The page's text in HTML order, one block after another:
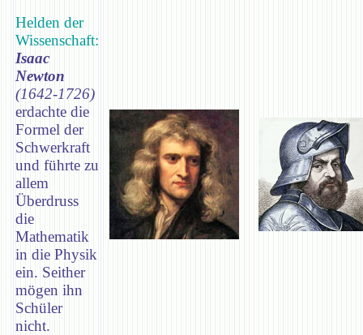
Helden der
Wissenschaft:
Isaac
Newton
(1642-1726)
erdachte die
Formel der
Schwerkraft
und führte zu
allem
Überdruss
die
Mathematik
in die Physik
ein. Seither
mögen ihn
Schüler
nicht.